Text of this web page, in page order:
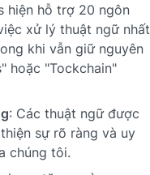
hiện hỗ trợ 20 ngôn
xử lý thuật ngữ nhất
khi vẫn giữ nguyên
hoặc "Tockchain"
: Các thuật ngữ được
sự rõ ràng và uy
chúng tôi.